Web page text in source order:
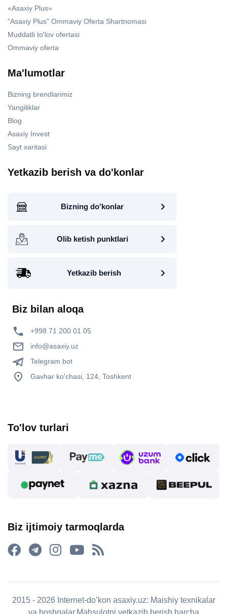
«Asaxiy Plus»
"Asaxiy Plus" Ommaviy Oferta Shartnomasi
Muddatli to'lov ofertasi
Ommaviy oferta
Ma'lumotlar
Bizning brendlarimiz
Yangiliklar
Blog
Asaxiy Invest
Sayt xaritasi
Yetkazib berish va do'konlar
Bizning do'konlar
Olib ketish punktlari
Yetkazib berish
Biz bilan aloqa
+998 71 200 01 05
info@asaxiy.uz
Telegram bot
Gavhar ko'chasi, 124, Toshkent
To'lov turlari
Biz ijtimoiy tarmoqlarda
2015 - 2026 Internet-do’kon asaxiy.uz: Maishiy texnikalar